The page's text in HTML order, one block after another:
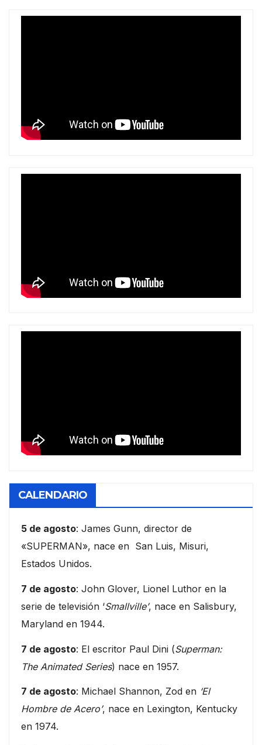
CALENDARIO
5 de agosto: James Gunn, director de
«SUPERMAN», nace en San Luis, Misuri,
Estados Unidos.
7 de agosto: John Glover, Lionel Luthor en la
serie de televisión ‘Smallville’, nace en Salisbury,
Maryland en 1944.
7 de agosto: El escritor Paul Dini (Superman:
The Animated Series) nace en 1957.
7 de agosto: Michael Shannon, Zod en ‘El
Hombre de Acero’, nace en Lexington, Kentucky
en 1974.